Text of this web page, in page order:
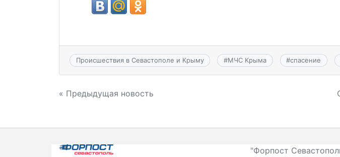
Происшествия в Севастополе и Крыму #МЧС Крыма #спасение
Навигация
записям
« Предыдущая новость
"Форпост